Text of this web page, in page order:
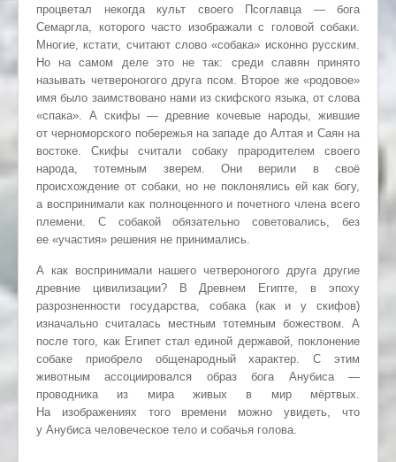
процветал некогда культ своего Псоглавца — бога
Семаргла, которого часто изображали с головой собаки.
Многие, кстати, считают слово «собака» исконно русским.
Но на самом деле это не так: среди славян принято
называть четвероногого друга псом. Второе же «родовое»
имя было заимствовано нами из скифского языка, от слова
«спака». А скифы — древние кочевые народы, жившие
от черноморского побережья на западе до Алтая и Саян на
востоке. Скифы считали собаку прародителем своего
народа, тотемным зверем. Они верили в своё
происхождение от собаки, но не поклонялись ей как богу,
а воспринимали как полноценного и почетного члена всего
племени. С собакой обязательно советовались, без
ее «участия» решения не принимались.
А как воспринимали нашего четвероногого друга другие
древние цивилизации? В Древнем Египте, в эпоху
разрозненности государства, собака (как и у скифов)
изначально считалась местным тотемным божеством. А
после того, как Египет стал единой державой, поклонение
собаке приобрело общенародный характер. С этим
животным ассоциировался образ бога Анубиса —
проводника из мира живых в мир мёртвых.
На изображениях того времени можно увидеть, что
у Анубиса человеческое тело и собачья голова.